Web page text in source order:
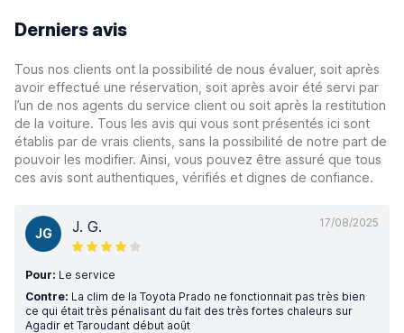
Derniers avis
Tous nos clients ont la possibilité de nous évaluer, soit après
avoir effectué une réservation, soit après avoir été servi par
l’un de nos agents du service client ou soit après la restitution
de la voiture. Tous les avis qui vous sont présentés ici sont
établis par de vrais clients, sans la possibilité de notre part de
pouvoir les modifier. Ainsi, vous pouvez être assuré que tous
ces avis sont authentiques, vérifiés et dignes de confiance.
17/08/2025
JG J. G.
Pour: Le service
Contre: La clim de la Toyota Prado ne fonctionnait pas très bien
ce qui était très pénalisant du fait des très fortes chaleurs sur
Agadir et Taroudant début août